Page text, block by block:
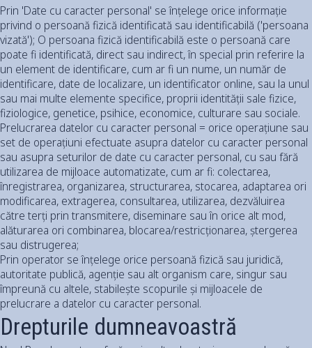
Prin 'Date cu caracter personal' se înțelege orice informație
privind o persoană fizică identificată sau identificabilă ('persoana
vizată'); O persoana fizică identificabilă este o persoană care
poate fi identificată, direct sau indirect, în special prin referire la
un element de identificare, cum ar fi un nume, un număr de
identificare, date de localizare, un identificator online, sau la unul
sau mai multe elemente specifice, proprii identității sale fizice,
fiziologice, genetice, psihice, economice, culturare sau sociale.
Prelucrarea datelor cu caracter personal = orice operațiune sau
set de operațiuni efectuate asupra datelor cu caracter personal
sau asupra seturilor de date cu caracter personal, cu sau fără
utilizarea de mijloace automatizate, cum ar fi: colectarea,
înregistrarea, organizarea, structurarea, stocarea, adaptarea ori
modificarea, extragerea, consultarea, utilizarea, dezvăluirea
către terți prin transmitere, diseminare sau în orice alt mod,
alăturarea ori combinarea, blocarea/restricționarea, ștergerea
sau distrugerea;
Prin operator se înțelege orice persoană fizică sau juridică,
autoritate publică, agenție sau alt organism care, singur sau
împreună cu altele, stabilește scopurile și mijloacele de
prelucrare a datelor cu caracter personal.
Drepturile dumneavoastră